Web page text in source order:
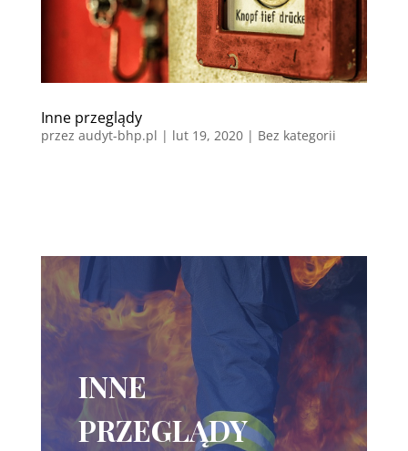
Inne przeglądy
przez audyt-bhp.pl | lut 19, 2020| Bez kategorii
INNE
PRZEGLĄDY